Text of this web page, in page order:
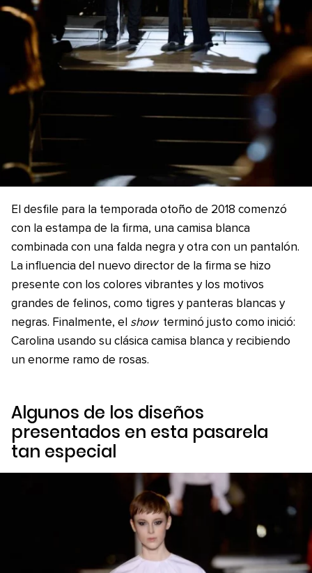
El desfile para la temporada otoño de 2018 comenzó
con la estampa de la firma, una camisa blanca
combinada con una falda negra y otra con un pantalón.
La influencia del nuevo director de la firma se hizo
presente con los colores vibrantes y los motivos
grandes de felinos, como tigres y panteras blancas y
negras. Finalmente, el show terminó justo como inició:
Carolina usando su clásica camisa blanca y recibiendo
un enorme ramo de rosas.
Algunos de los diseños
presentados en esta pasarela
tan especial